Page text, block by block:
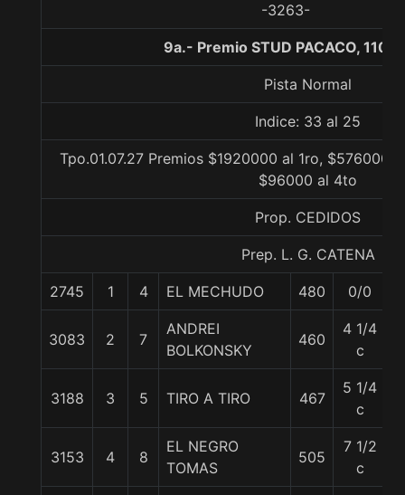
-3263-
9a.- Premio STUD PACACO,
Pista Normal
Indice: 33 al 25
Tpo.01.07.27 Premios $1920000 al 1ro, $576000
$96000 al 4to
Prop. CEDIDOS
Prep. L. G. CATENA
2745 1 4 EL MECHUDO 480 0/0
3083 2 7
ANDREI
BOLKONSKY
460
4 1/4
c
3188 3 5 TIRO A TIRO 467
5 1/4
c
3153 4 8
EL NEGRO
TOMAS
505
7 1/2
c